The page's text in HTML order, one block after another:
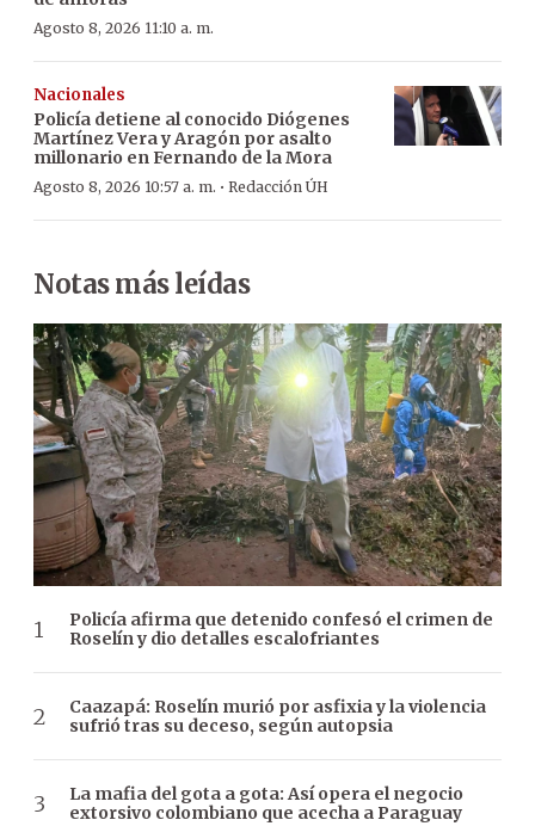
Agosto 8, 2026 11:10 a. m.
Nacionales
Policía detiene al conocido Diógenes
Martínez Vera y Aragón por asalto
millonario en Fernando de la Mora
Agosto 8, 2026 10:57 a. m. · Redacción ÚH
Notas más leídas
Policía afirma que detenido confesó el crimen de
Roselín y dio detalles escalofriantes
Caazapá: Roselín murió por asfixia y la violencia
sufrió tras su deceso, según autopsia
La mafia del gota a gota: Así opera el negocio
extorsivo colombiano que acecha a Paraguay